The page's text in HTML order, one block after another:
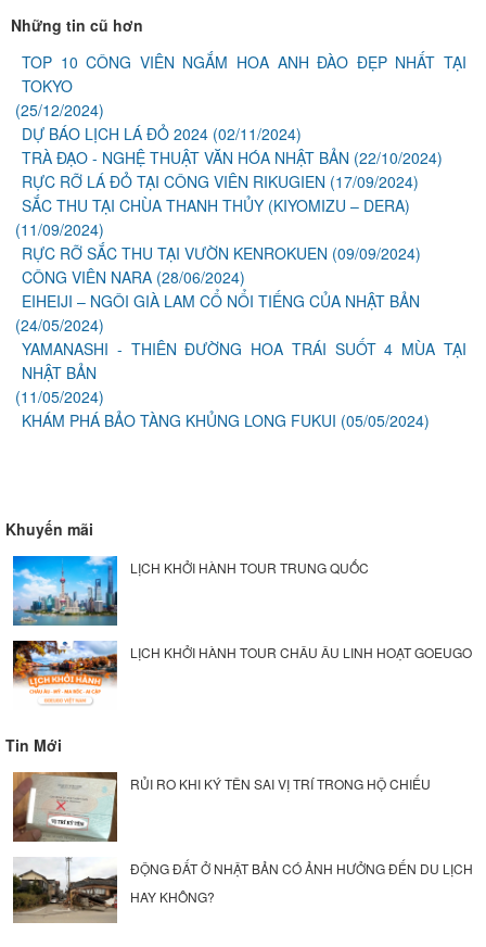
Những tin cũ hơn
TOP 10 CÔNG VIÊN NGẮM HOA ANH ĐÀO ĐẸP NHẤT TẠI
TOKYO
(25/12/2024)
DỰ BÁO LỊCH LÁ ĐỎ 2024 (02/11/2024)
TRÀ ĐẠO - NGHỆ THUẬT VĂN HÓA NHẬT BẢN (22/10/2024)
RỰC RỠ LÁ ĐỎ TẠI CÔNG VIÊN RIKUGIEN (17/09/2024)
SẮC THU TẠI CHÙA THANH THỦY (KIYOMIZU – DERA)
(11/09/2024)
RỰC RỠ SẮC THU TẠI VƯỜN KENROKUEN (09/09/2024)
CÔNG VIÊN NARA (28/06/2024)
EIHEIJI – NGÔI GIÀ LAM CỔ NỔI TIẾNG CỦA NHẬT BẢN
(24/05/2024)
YAMANASHI - THIÊN ĐƯỜNG HOA TRÁI SUỐT 4 MÙA TẠI
NHẬT BẢN
(11/05/2024)
KHÁM PHÁ BẢO TÀNG KHỦNG LONG FUKUI (05/05/2024)
Khuyến mãi
LỊCH KHỞI HÀNH TOUR TRUNG QUỐC
LỊCH KHỞI HÀNH TOUR CHÂU ÂU LINH HOẠT GOEUGO
Tin Mới
RỦI RO KHI KÝ TÊN SAI VỊ TRÍ TRONG HỘ CHIẾU
ĐỘNG ĐẤT Ở NHẬT BẢN CÓ ẢNH HƯỞNG ĐẾN DU LỊCH
HAY KHÔNG?